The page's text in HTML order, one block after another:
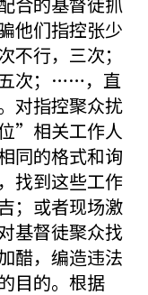
他们指控张少
不行，三次；
五次；……，直
对指控聚众扰
”相关工作人
同的格式和询
找到这些工作
；或者现场激
基督徒聚众找
醋，编造违法
目的。根据